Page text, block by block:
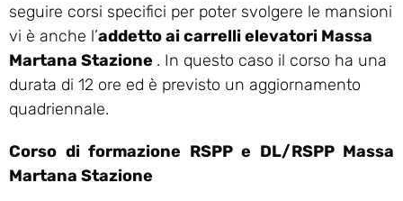
seguire corsi specifici per poter svolgere le mansioni
vi è anche l’addetto ai carrelli elevatori Massa
Martana Stazione . In questo caso il corso ha una
durata di 12 ore ed è previsto un aggiornamento
quadriennale.
Corso di formazione RSPP e DL/RSPP Massa
Martana Stazione